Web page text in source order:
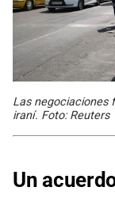
Las negociaciones
iraní. Foto: Reuters
Un